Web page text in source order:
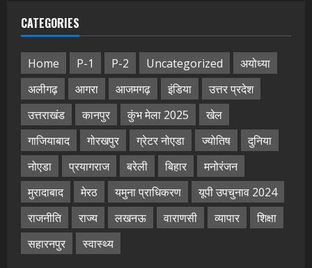
CATEGORIES
Home P-1 P-2 Uncategorized
अयोध्या
अलीगढ़
आगरा आजमगढ़ इंडिया
उत्तर प्रदेश
उत्तराखंड
कानपुर कुंभ मेला 2025
खेल
गाजियाबाद
गोरखपुर ग्रेटर नोएडा ज्योतिष
दुनिया
नोएडा
प्रयागराज बरेली बिहार
मनोरंजन
मुरादाबाद
मेरठ यमुना प्राधिकरण
यूपी उपचुनाव 2024
राजनीति
राज्य लखनऊ वाराणसी व्यापार
शिक्षा
सहारनपुर
स्वास्थ्य